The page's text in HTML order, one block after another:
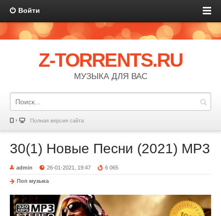
Войти
Z-TORRENTS.RU
МУЗЫКА ДЛЯ ВАС
Полная версия сайта
30(1) Новые Песни (2021) MP3
admin 26-01-2021, 19:47 6 065
Поп музыка